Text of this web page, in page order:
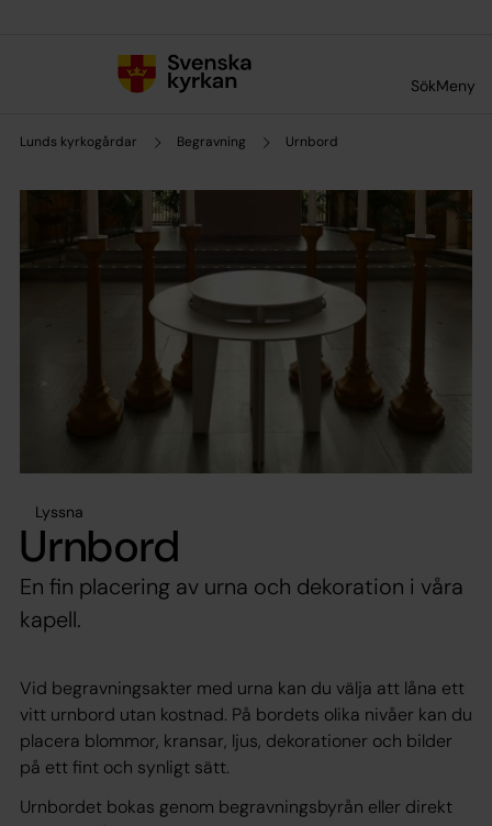
SökMeny
Lunds kyrkogårdar Begravning Urnbord
Lyssna
Urnbord
En fin placering av urna och dekoration i våra
kapell.
Vid begravningsakter med urna kan du välja att låna ett
vitt urnbord utan kostnad. På bordets olika nivåer kan du
placera blommor, kransar, ljus, dekorationer och bilder
på ett fint och synligt sätt.
Urnbordet bokas genom begravningsbyrån eller direkt